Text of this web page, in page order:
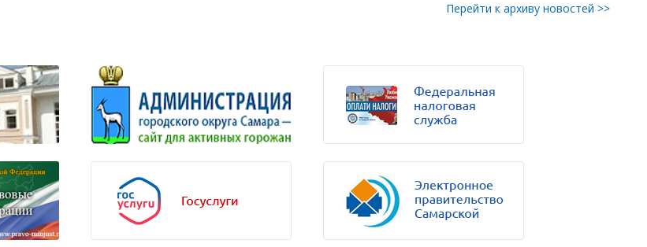
Перейти к архиву новостей >>